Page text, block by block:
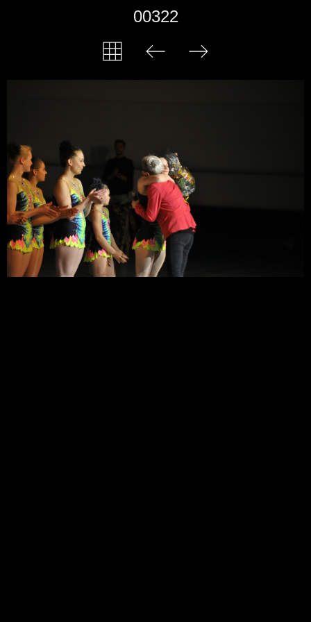
00322